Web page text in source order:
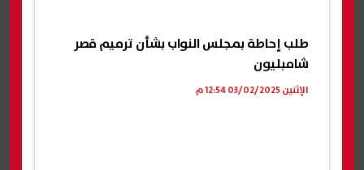
طلب إحاطة بمجلس النواب بشأن ترميم قصر
شامبليون
الإثنين 03/02/2025 12:54 م